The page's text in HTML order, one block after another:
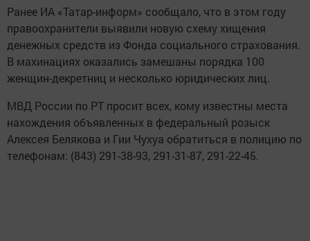
Ранее ИА «Татар-информ» сообщало, что в этом году
правоохранители выявили новую схему хищения
денежных средств из Фонда социального страхования.
В махинациях оказались замешаны порядка 100
женщин-декретниц и несколько юридических лиц.
МВД России по РТ просит всех, кому известны места
нахождения объявленных в федеральный розыск
Алексея Белякова и Гии Чухуа обратиться в полицию по
телефонам: (843) 291-38-93, 291-31-87, 291-22-45.